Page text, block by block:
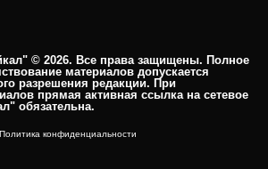
© 2026. Все права защищены. Полное
материалов допускается
разрешения редакции. При
прямая активная ссылка на сетевое
обязательна.​
Политика конфиденциальности